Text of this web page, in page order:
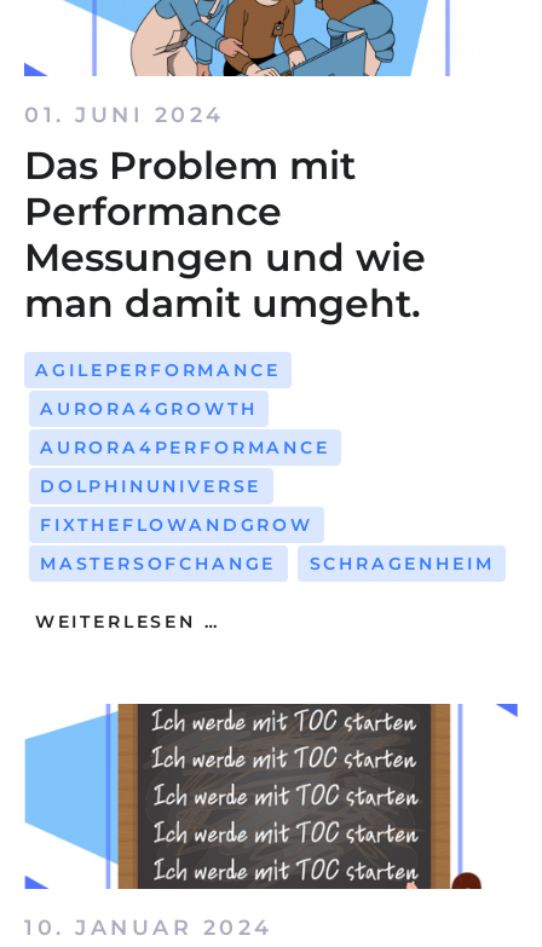
01. JUNI 2024
Das Problem mit
Performance
Messungen und wie
man damit umgeht.
AGILEPERFORMANCE
AURORA4GROWTH
AURORA4PERFORMANCE
DOLPHINUNIVERSE
FIXTHEFLOWANDGROW
MASTERSOFCHANGE
SCHRAGENHEIM
WEITERLESEN …
10. JANUAR 2024